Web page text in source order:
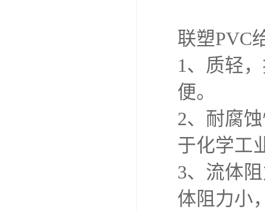
联塑PVC
1、质轻
便。
2、耐腐
于化学工
3、流体
体阻力小